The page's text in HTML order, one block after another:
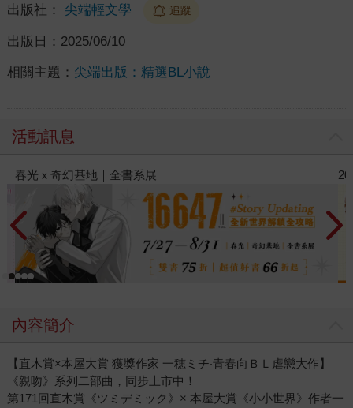
出版社： 尖端輕文學 追蹤
出版日： 2025/06/10
相關主題： 尖端出版：精選BL小說
活動訊息
2026金石堂暑假漫博〈你好，我吃一點〉第二波
內容簡介
【直木賞×本屋大賞 獲獎作家 一穂ミチ‧青春向ＢＬ虐戀大作】
《親吻》系列二部曲，同步上市中！
第171回直木賞《ツミデミック》× 本屋大賞《小小世界》作者一